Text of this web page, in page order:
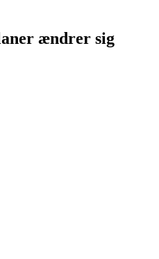
ændrer sig